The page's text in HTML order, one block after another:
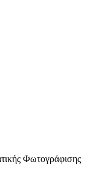
Φωτογράφισης